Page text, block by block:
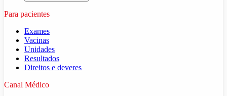
Para pacientes
Exames
Vacinas
Unidades
Resultados
Direitos e deveres
Canal Médico